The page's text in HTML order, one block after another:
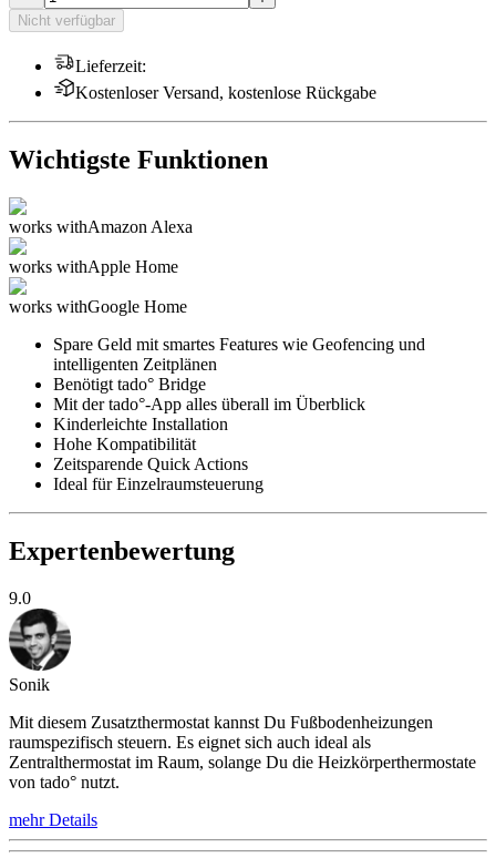
Nicht verfügbar
Lieferzeit:
Kostenloser Versand, kostenlose Rückgabe
Wichtigste Funktionen
works withAmazon Alexa
works withApple Home
works withGoogle Home
Spare Geld mit smartes Features wie Geofencing und
intelligenten Zeitplänen
Benötigt tado° Bridge
Mit der tado°-App alles überall im Überblick
Kinderleichte Installation
Hohe Kompatibilität
Zeitsparende Quick Actions
Ideal für Einzelraumsteuerung
Expertenbewertung
9.0
Sonik
Mit diesem Zusatzthermostat kannst Du Fußbodenheizungen
raumspezifisch steuern. Es eignet sich auch ideal als
Zentralthermostat im Raum, solange Du die Heizkörperthermostate
von tado° nutzt.
mehr Details